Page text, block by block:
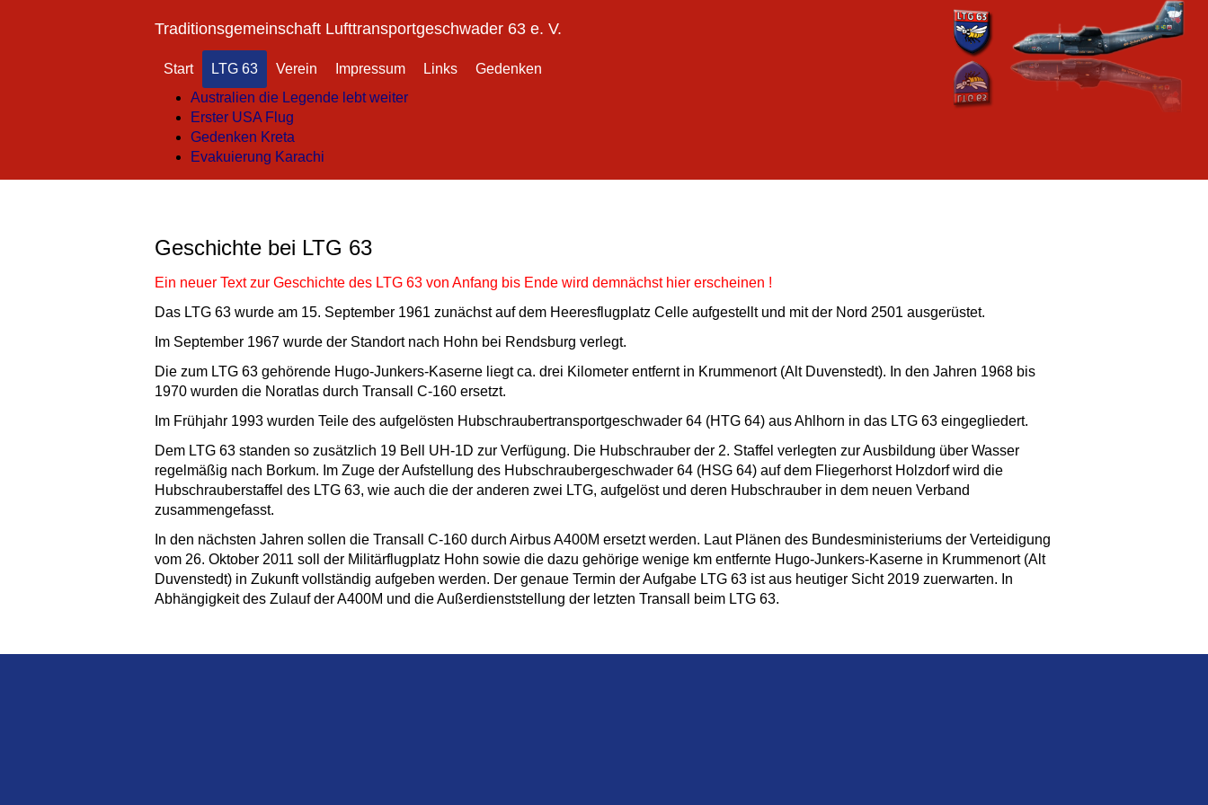
Traditionsgemeinschaft Lufttransportgeschwader 63 e. V.
Start LTG 63 Verein Impressum Links
Gedenken
Australien die Legende lebt weiter
Erster USA Flug
Gedenken Kreta
Evakuierung Karachi
Geschichte bei LTG 63
Ein neuer Text zur Geschichte des LTG 63 von Anfang bis Ende wird demnächst hier erscheinen !
Das LTG 63 wurde am 15. September 1961 zunächst auf dem Heeresflugplatz Celle aufgestellt und mit der Nord 2501 ausgerüstet.
Im September 1967 wurde der Standort nach Hohn bei Rendsburg verlegt.
Die zum LTG 63 gehörende Hugo-Junkers-Kaserne liegt ca. drei Kilometer entfernt in Krummenort (Alt Duvenstedt). In den Jahren 1968 bis
1970 wurden die Noratlas durch Transall C-160 ersetzt.
Im Frühjahr 1993 wurden Teile des aufgelösten Hubschraubertransportgeschwader 64 (HTG 64) aus Ahlhorn in das LTG 63 eingegliedert.
Dem LTG 63 standen so zusätzlich 19 Bell UH-1D zur Verfügung. Die Hubschrauber der 2. Staffel verlegten zur Ausbildung über Wasser
regelmäßig nach Borkum. Im Zuge der Aufstellung des Hubschraubergeschwader 64 (HSG 64) auf dem Fliegerhorst Holzdorf wird die
Hubschrauberstaffel des LTG 63, wie auch die der anderen zwei LTG, aufgelöst und deren Hubschrauber in dem neuen Verband
zusammengefasst.
In den nächsten Jahren sollen die Transall C-160 durch Airbus A400M ersetzt werden. Laut Plänen des Bundesministeriums der Verteidigung
vom 26. Oktober 2011 soll der Militärflugplatz Hohn sowie die dazu gehörige wenige km entfernte Hugo-Junkers-Kaserne in Krummenort (Alt
Duvenstedt) in Zukunft vollständig aufgeben werden. Der genaue Termin der Aufgabe LTG 63 ist aus heutiger Sicht 2019 zuerwarten. In
Abhängigkeit des Zulauf der A400M und die Außerdienststellung der letzten Transall beim LTG 63.